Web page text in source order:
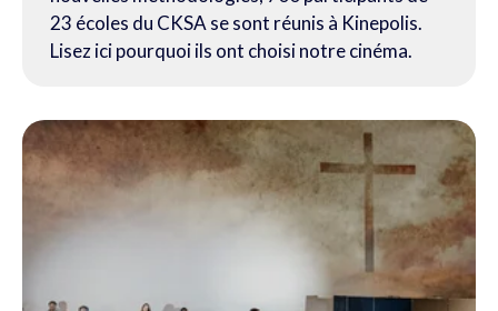
23 écoles du CKSA se sont réunis à Kinepolis.
Lisez ici pourquoi ils ont choisi notre cinéma.